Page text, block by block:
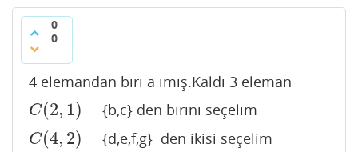
0
0
4 elemandan biri a imiş.Kaldı 3 eleman
C(2, 1)
C(2,1) {b,c} den birini seçelim
C(4, 2)
C(4,2) {d,e,f,g} den ikisi seçelim